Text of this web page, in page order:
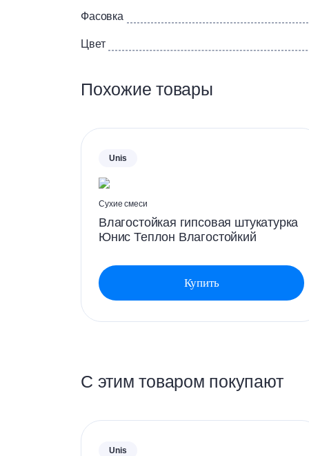
этого высохший поверхностный слой
Фасовка
Цвет
Похожие товары
Unis
Сухие смеси
Влагостойкая гипсовая штукатурка
Юнис Теплон Влагостойкий
Купить
С этим товаром покупают
Unis